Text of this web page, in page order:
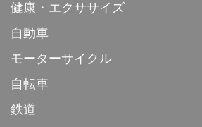
健康・エクササイズ
自動車
モーターサイクル
自転車
鉄道